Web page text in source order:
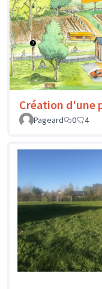
Création d'une
Pageard
0 4